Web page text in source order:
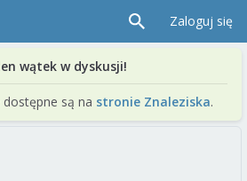
Zaloguj się
wątek w dyskusji!
są na stronie Znaleziska.